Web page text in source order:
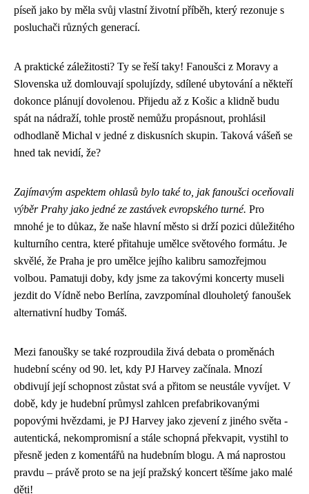
píseň jako by měla svůj vlastní životní příběh, který rezonuje s
posluchači různých generací.
A praktické záležitosti? Ty se řeší taky! Fanoušci z Moravy a
Slovenska už domlouvají spolujízdy, sdílené ubytování a někteří
dokonce plánují dovolenou. Přijedu až z Košic a klidně budu
spát na nádraží, tohle prostě nemůžu propásnout, prohlásil
odhodlaně Michal v jedné z diskusních skupin. Taková vášeň se
hned tak nevidí, že?
Zajímavým aspektem ohlasů bylo také to, jak fanoušci oceňovali
výběr Prahy jako jedné ze zastávek evropského turné. Pro
mnohé je to důkaz, že naše hlavní město si drží pozici důležitého
kulturního centra, které přitahuje umělce světového formátu. Je
skvělé, že Praha je pro umělce jejího kalibru samozřejmou
volbou. Pamatuji doby, kdy jsme za takovými koncerty museli
jezdit do Vídně nebo Berlína, zavzpomínal dlouholetý fanoušek
alternativní hudby Tomáš.
Mezi fanoušky se také rozproudila živá debata o proměnách
hudební scény od 90. let, kdy PJ Harvey začínala. Mnozí
obdivují její schopnost zůstat svá a přitom se neustále vyvíjet. V
době, kdy je hudební průmysl zahlcen prefabrikovanými
popovými hvězdami, je PJ Harvey jako zjevení z jiného světa -
autentická, nekompromisní a stále schopná překvapit, vystihl to
přesně jeden z komentářů na hudebním blogu. A má naprostou
pravdu – právě proto se na její pražský koncert těšíme jako malé
děti!